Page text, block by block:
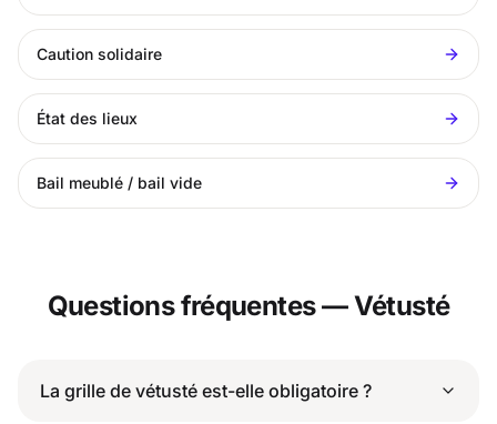
Caution solidaire
État des lieux
Bail meublé / bail vide
Questions fréquentes — Vétusté
La grille de vétusté est-elle obligatoire ?